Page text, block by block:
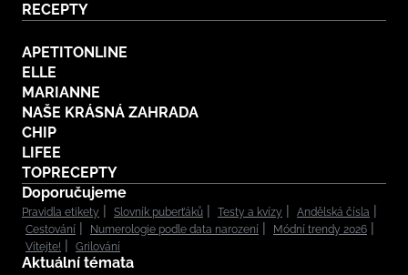
RECEPTY
APETITONLINE
ELLE
MARIANNE
NAŠE KRÁSNÁ ZAHRADA
CHIP
LIFEE
TOPRECEPTY
Doporučujeme
Pravidla etikety Slovník puberťáků Testy a kvízy
Andělská čísla
Cestování
Numerologie podle data narození
Módní trendy 2026
Vítejte!
Grilování
Aktuální témata